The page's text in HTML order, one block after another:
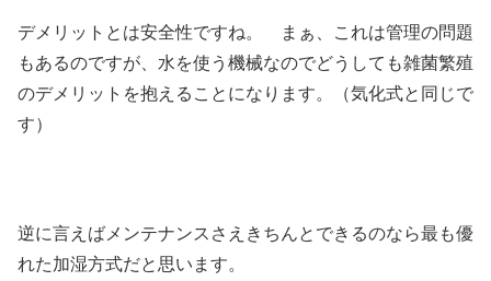
デメリットとは安全性ですね。 まぁ、これは管理の問題
もあるのですが、水を使う機械なのでどうしても雑菌繁殖
のデメリットを抱えることになります。（気化式と同じで
す）
逆に言えばメンテナンスさえきちんとできるのなら最も優
れた加湿方式だと思います。